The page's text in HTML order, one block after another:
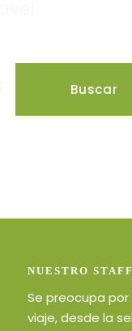
NUESTRO STAFF
Se preocupa
viaje, desde la